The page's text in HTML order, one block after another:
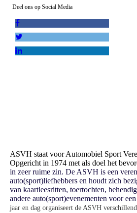
Deel ons op Social Media
ASVH staat voor Automobiel Sport
Opgericht in 1974 met als doel het
in zeer ruime zin. De ASVH is een
auto(sport)liefhebbers en houdt zich
van kaartleesritten, toertochten,
andere auto(sport)evenementen voor
jaar en dag organiseert de ASVH